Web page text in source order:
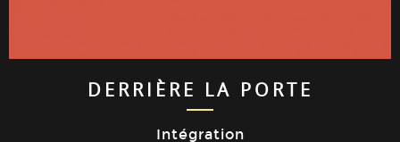
DERRIÈRE LA PORTE
Intégration